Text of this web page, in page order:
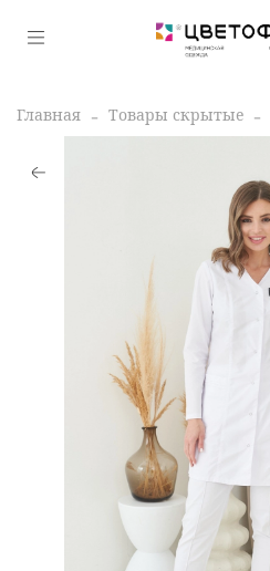
Главная Товары скрытые